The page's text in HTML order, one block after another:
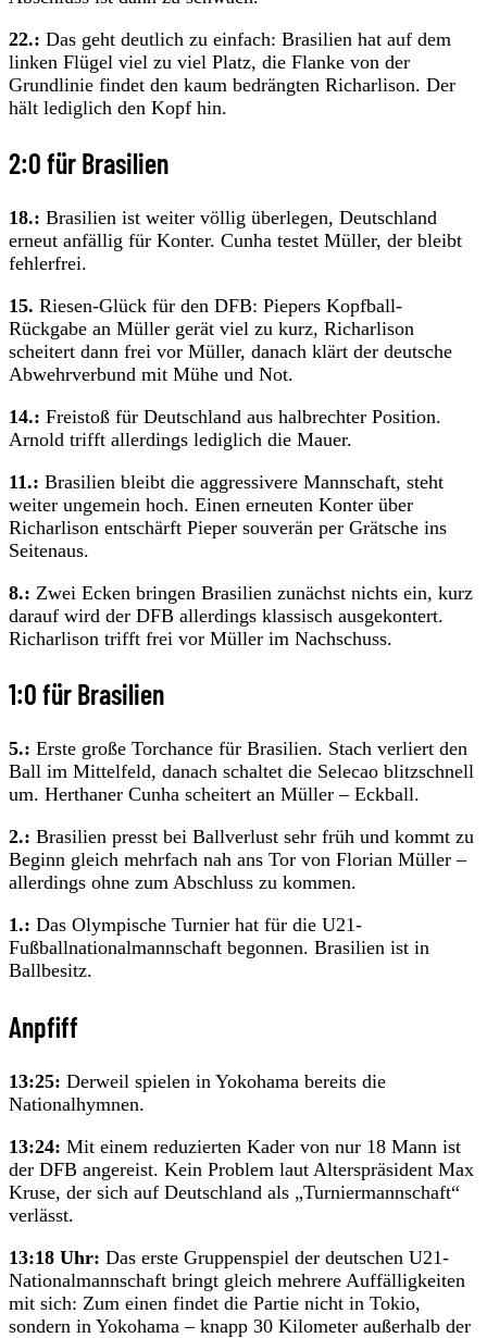
22.: Das geht deutlich zu einfach: Brasilien hat auf dem
linken Flügel viel zu viel Platz, die Flanke von der
Grundlinie findet den kaum bedrängten Richarlison. Der
hält lediglich den Kopf hin.
2:0 für Brasilien
18.: Brasilien ist weiter völlig überlegen, Deutschland
erneut anfällig für Konter. Cunha testet Müller, der bleibt
fehlerfrei.
15. Riesen-Glück für den DFB: Piepers Kopfball-
Rückgabe an Müller gerät viel zu kurz, Richarlison
scheitert dann frei vor Müller, danach klärt der deutsche
Abwehrverbund mit Mühe und Not.
14.: Freistoß für Deutschland aus halbrechter Position.
Arnold trifft allerdings lediglich die Mauer.
11.: Brasilien bleibt die aggressivere Mannschaft, steht
weiter ungemein hoch. Einen erneuten Konter über
Richarlison entschärft Pieper souverän per Grätsche ins
Seitenaus.
8.: Zwei Ecken bringen Brasilien zunächst nichts ein, kurz
darauf wird der DFB allerdings klassisch ausgekontert.
Richarlison trifft frei vor Müller im Nachschuss.
1:0 für Brasilien
5.: Erste große Torchance für Brasilien. Stach verliert den
Ball im Mittelfeld, danach schaltet die Selecao blitzschnell
um. Herthaner Cunha scheitert an Müller – Eckball.
2.: Brasilien presst bei Ballverlust sehr früh und kommt zu
Beginn gleich mehrfach nah ans Tor von Florian Müller –
allerdings ohne zum Abschluss zu kommen.
1.: Das Olympische Turnier hat für die U21-
Fußballnationalmannschaft begonnen. Brasilien ist in
Ballbesitz.
Anpfiff
13:25: Derweil spielen in Yokohama bereits die
Nationalhymnen.
13:24: Mit einem reduzierten Kader von nur 18 Mann ist
der DFB angereist. Kein Problem laut Alterspräsident Max
Kruse, der sich auf Deutschland als „Turniermannschaft“
verlässt.
13:18 Uhr: Das erste Gruppenspiel der deutschen U21-
Nationalmannschaft bringt gleich mehrere Auffälligkeiten
mit sich: Zum einen findet die Partie nicht in Tokio,
sondern in Yokohama – knapp 30 Kilometer außerhalb der